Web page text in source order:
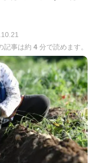
記事は約 4 分で読めます。